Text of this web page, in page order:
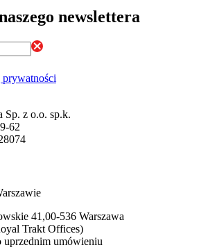
newslettera
Sp. z o.o. sp.k.
62
41,00-536 Warszawa
Trakt Offices)
uprzednim umówieniu